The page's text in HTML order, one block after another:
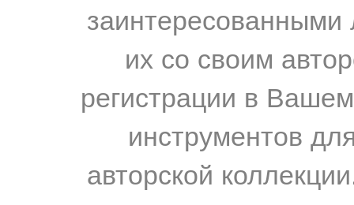
их со своим
регистрации в
инструментов
авторской